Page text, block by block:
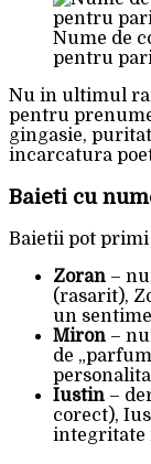
Nume de
pentru
Nu in ultimul
pentru
gingasie,
incarcatura
Baieti cu
Baietii pot
Zoran –
(rasarit),
un
Miron –
de
Iustin –
corect),
integritate